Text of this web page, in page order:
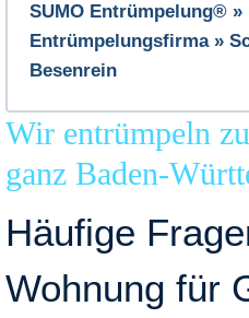
SUMO Entrümpelung® »
Entrümpelungsfirma »
Besenrein
Wir entrümpeln
ganz Baden-
Häufige
Wohnung für